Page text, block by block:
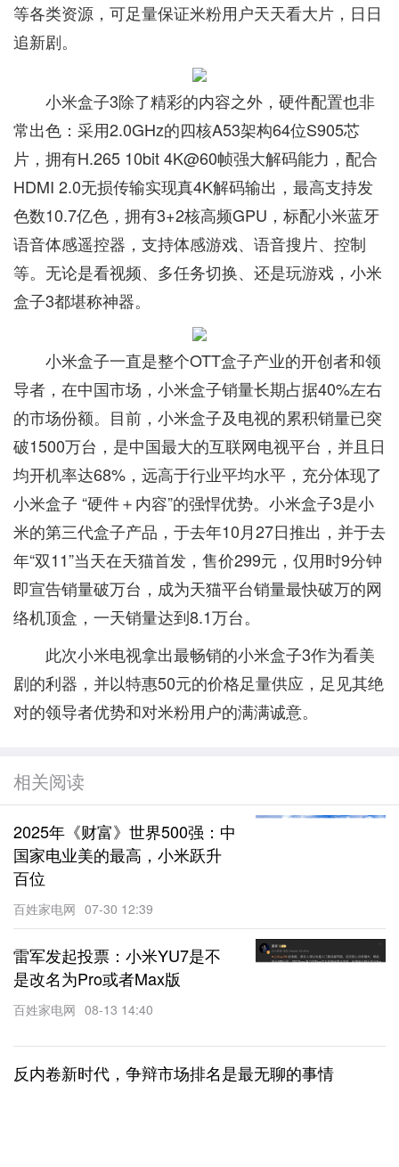
等各类资源，可足量保证米粉用户天天看大片，日日
追新剧。
小米盒子3除了精彩的内容之外，硬件配置也非
常出色：采用2.0GHz的四核A53架构64位S905芯
片，拥有H.265 10bit 4K@60帧强大解码能力，配合
HDMI 2.0无损传输实现真4K解码输出，最高支持发
色数10.7亿色，拥有3+2核高频GPU，标配小米蓝牙
语音体感遥控器，支持体感游戏、语音搜片、控制
等。无论是看视频、多任务切换、还是玩游戏，小米
盒子3都堪称神器。
小米盒子一直是整个OTT盒子产业的开创者和领
导者，在中国市场，小米盒子销量长期占据40%左右
的市场份额。目前，小米盒子及电视的累积销量已突
破1500万台，是中国最大的互联网电视平台，并且日
均开机率达68%，远高于行业平均水平，充分体现了
小米盒子 “硬件＋内容”的强悍优势。小米盒子3是小
米的第三代盒子产品，于去年10月27日推出，并于去
年“双11”当天在天猫首发，售价299元，仅用时9分钟
即宣告销量破万台，成为天猫平台销量最快破万的网
络机顶盒，一天销量达到8.1万台。
此次小米电视拿出最畅销的小米盒子3作为看美
剧的利器，并以特惠50元的价格足量供应，足见其绝
对的领导者优势和对米粉用户的满满诚意。
相关阅读
2025年《财富》世界500强：中
国家电业美的最高，小米跃升
百位
百姓家电网 07-30 12:39
雷军发起投票：小米YU7是不
是改名为Pro或者Max版
百姓家电网 08-13 14:40
反内卷新时代，争辩市场排名是最无聊的事情